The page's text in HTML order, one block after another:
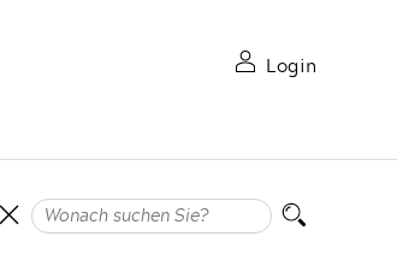
Login